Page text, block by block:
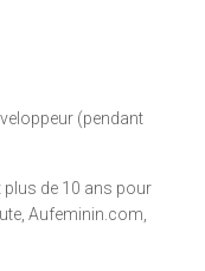
(pendant
plus de 10 ans pour
Aufeminin.com,